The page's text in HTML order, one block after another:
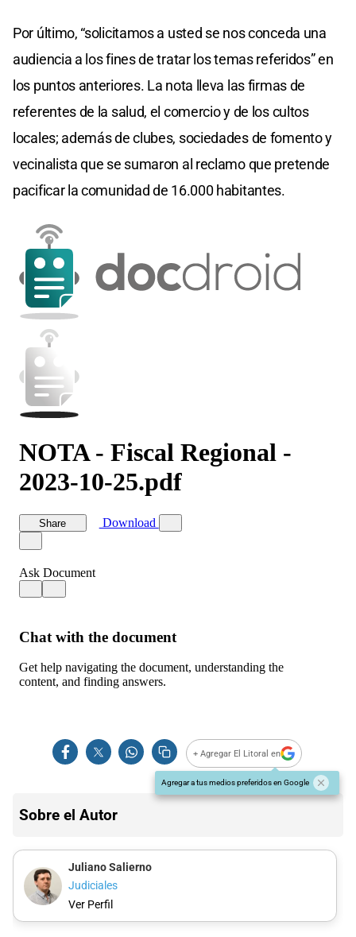
Por último, “solicitamos a usted se nos conceda una
audiencia a los fines de tratar los temas referidos” en
los puntos anteriores. La nota lleva las firmas de
referentes de la salud, el comercio y de los cultos
locales; además de clubes, sociedades de fomento y
vecinalista que se sumaron al reclamo que pretende
pacificar la comunidad de 16.000 habitantes.
+ Agregar El Litoral en
Agregar a tus medios preferidos en Google
Sobre el Autor
Juliano Salierno
Judiciales
Ver Perfil